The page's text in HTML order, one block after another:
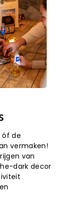
óf de
vermaken!
van
dark decor